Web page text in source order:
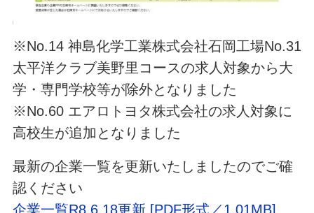
※No.14 神島化学工業株式会社石岡工場No.31
太平洋クラブ美野里コースの求人対象から大
学・専門学校等が除外となりました
※No.60 エアロトヨタ株式会社の求人対象に
高校生が追加となりました
最新の企業一覧を更新いたしましたのでご確
認ください
企業一覧R8.6.18更新 [PDF形式／1.01MB]